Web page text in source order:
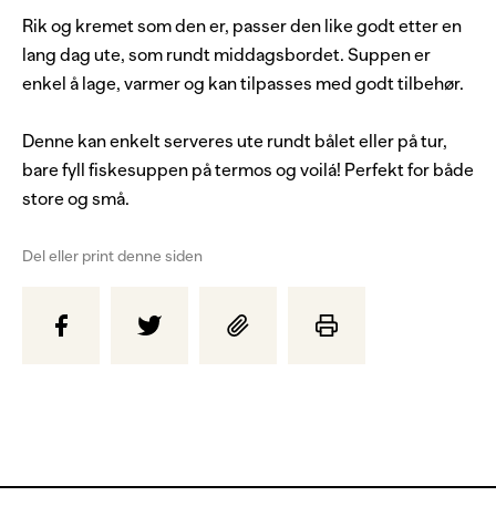
Rik og kremet som den er, passer den like godt etter en
lang dag ute, som rundt middagsbordet. Suppen er
enkel å lage, varmer og kan tilpasses med godt tilbehør.
Denne kan enkelt serveres ute rundt bålet eller på tur,
bare fyll fiskesuppen på termos og voilá! Perfekt for både
store og små.
Del eller print denne siden